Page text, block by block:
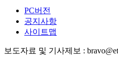
PC버전
공지사항
사이트맵
보도자료 및 기사제보 :